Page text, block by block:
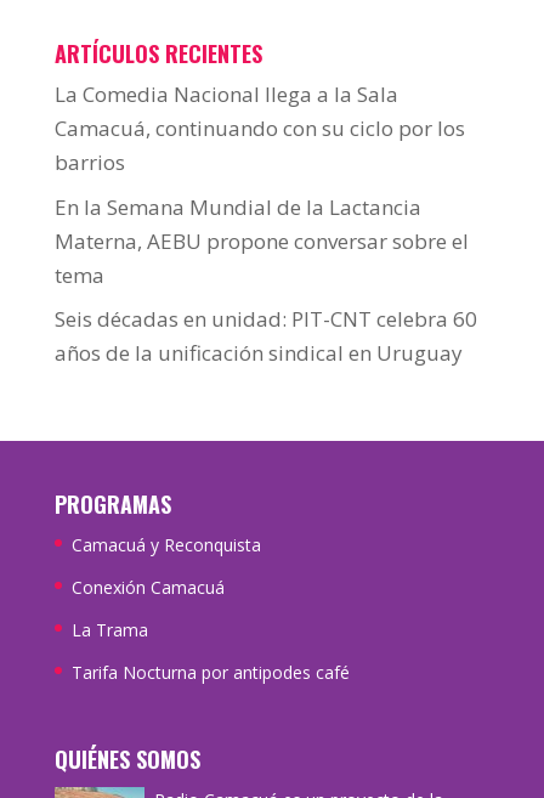
ARTÍCULOS RECIENTES
La Comedia Nacional llega a la Sala
Camacuá, continuando con su ciclo por los
barrios
En la Semana Mundial de la Lactancia
Materna, AEBU propone conversar sobre el
tema
Seis décadas en unidad: PIT-CNT celebra 60
años de la unificación sindical en Uruguay
PROGRAMAS
Camacuá y Reconquista
Conexión Camacuá
La Trama
Tarifa Nocturna por antipodes café
QUIÉNES SOMOS